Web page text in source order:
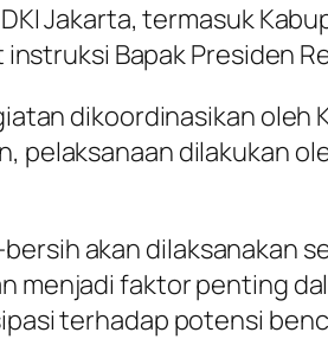
Jakarta, termasuk
Bapak Presiden
dikoordinasikan oleh
pelaksanaan dilakukan
akan dilaksanakan
menjadi faktor penting
terhadap potensi